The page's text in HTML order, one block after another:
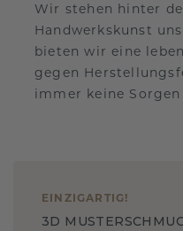
Wir stehen hinter
Handwerkskunst
bieten wir eine
gegen
immer keine
EINZIGARTIG !
3D